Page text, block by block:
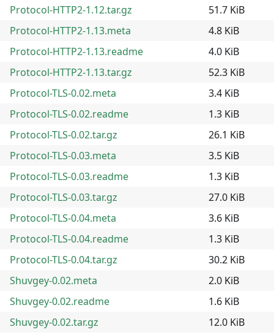
Protocol-HTTP2-1.12.tar.gz
51.7 KiB
Protocol-HTTP2-1.13.meta
4.8 KiB
Protocol-HTTP2-1.13.readme
4.0 KiB
Protocol-HTTP2-1.13.tar.gz
52.3 KiB
Protocol-TLS-0.02.meta
3.4 KiB
Protocol-TLS-0.02.readme
1.3 KiB
Protocol-TLS-0.02.tar.gz
26.1 KiB
Protocol-TLS-0.03.meta
3.5 KiB
Protocol-TLS-0.03.readme
1.3 KiB
Protocol-TLS-0.03.tar.gz
27.0 KiB
Protocol-TLS-0.04.meta
3.6 KiB
Protocol-TLS-0.04.readme
1.3 KiB
Protocol-TLS-0.04.tar.gz
30.2 KiB
Shuvgey-0.02.meta
2.0 KiB
Shuvgey-0.02.readme
1.6 KiB
Shuvgey-0.02.tar.gz
12.0 KiB